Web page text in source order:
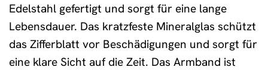
Edelstahl gefertigt und sorgt für eine lange
Lebensdauer. Das kratzfeste Mineralglas schützt
das Zifferblatt vor Beschädigungen und sorgt für
eine klare Sicht auf die Zeit. Das Armband ist